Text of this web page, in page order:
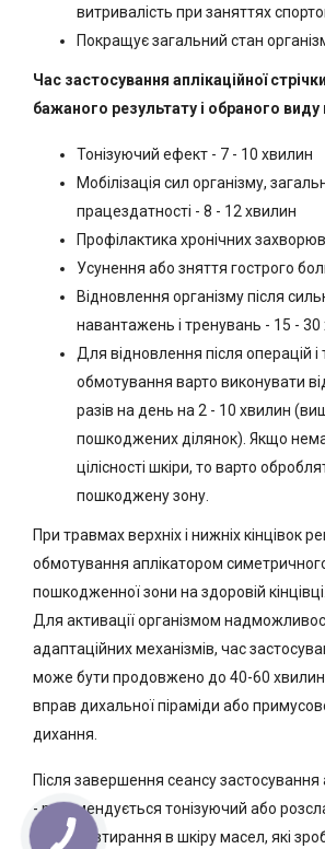
витривалість при заняттях
Покращує загальний стан
Час застосування аплікаційної
бажаного результату і обраного виду
Тонізуючий ефект - 7 - 10 хвилин
Мобілізація сил організму,
працездатності - 8 - 12 хвилин
Профілактика хронічних
Усунення або зняття гострого
Відновлення організму після
навантажень і тренувань - 15 - 30
Для відновлення після операцій і
обмотування варто виконувати
разів на день на 2 - 10 хвилин
пошкоджених ділянок). Якщо
цілісності шкіри, то варто
пошкоджену зону.
При травмах верхніх і нижніх кінцівок
обмотування аплікатором
пошкодженної зони на здоровій кінцівці.
Для активації організмом
адаптаційних механізмів, час
може бути продовжено до 40-60
вправ дихальної піраміди або
дихання.
Після завершення сеансу застосування
- рекомендується тонізуючий або
а також втирання в шкіру масел, які